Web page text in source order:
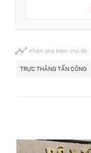
Khám phá thêm chủ đề
TRỰC THĂNG TẤN CÔNG